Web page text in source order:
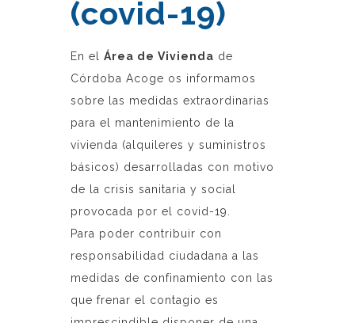
(covid-19)
En el Área de Vivienda de
Córdoba Acoge os informamos
sobre las medidas extraordinarias
para el mantenimiento de la
vivienda (alquileres y suministros
básicos) desarrolladas con motivo
de la crisis sanitaria y social
provocada por el covid-19.
Para poder contribuir con
responsabilidad ciudadana a las
medidas de confinamiento con las
que frenar el contagio es